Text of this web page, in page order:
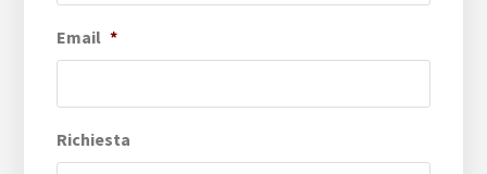
Email *
Richiesta